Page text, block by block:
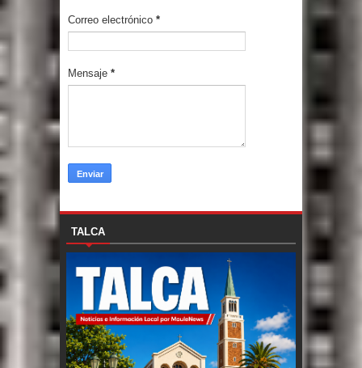
Correo electrónico *
Mensaje *
TALCA